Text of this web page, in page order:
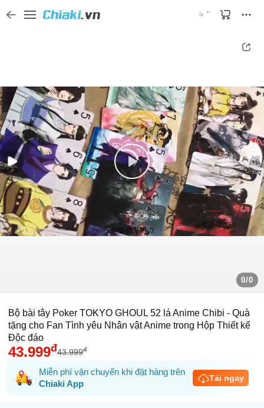
0/0
Bộ bài tây Poker TOKYO GHOUL 52 lá Anime Chibi - Quà
tặng cho Fan Tình yêu Nhân vật Anime trong Hộp Thiết kế
Độc đáo
43.999đ43.999đ
Miễn phí vận chuyển khi đặt hàng trên
Chiaki App
Tải ngay